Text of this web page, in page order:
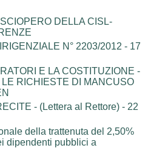
DELLA CISL-
N° 2203/2012 - 17
E LA COSTITUZIONE -
RICHIESTE DI MANCUSO
- (Lettera al Rettore) - 22
della trattenuta del 2,50%
dipendenti pubblici a